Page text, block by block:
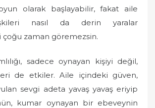
olarak başlayabilir, fakat aile
nasıl da derin yaralar
zaman göremezsin.
sadece oynayan kişiyi değil,
de etkiler. Aile içindeki güven,
sevgi adeta yavaş yavaş eriyip
kumar oynayan bir ebeveynin